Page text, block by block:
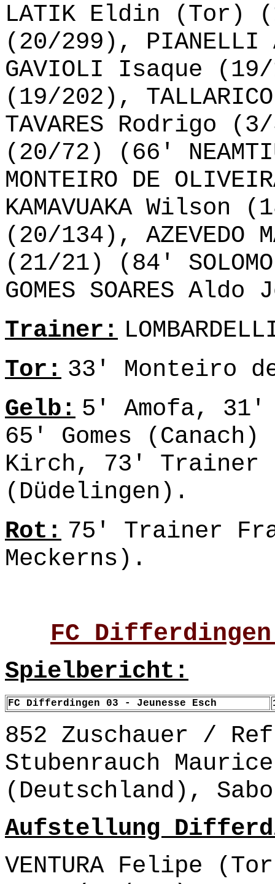
LATIK Eldin (Tor)
(20/299),
GAVIOLI Isaque
(19/202),
TAVARES Rodrigo
(20/72) (66'
MONTEIRO DE
KAMAVUAKA Wilson
(20/134), AZEVEDO
(21/21) (84'
GOMES SOARES
Trainer:
Tor: 33' Monteiro
Gelb: 5' Amofa,
65' Gomes
Kirch, 73' Trainer
(Düdelingen).
Rot: 75' Trainer
Meckerns).
FC
Spielbericht:
FC Differdingen 03 - Jeunesse Esch
852 Zuschauer /
Stubenrauch
(Deutschland),
Aufstellung
VENTURA Felipe